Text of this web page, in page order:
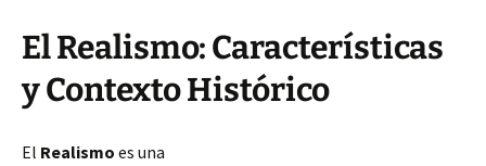
El Realismo: Características
y Contexto Histórico
El Realismo es una